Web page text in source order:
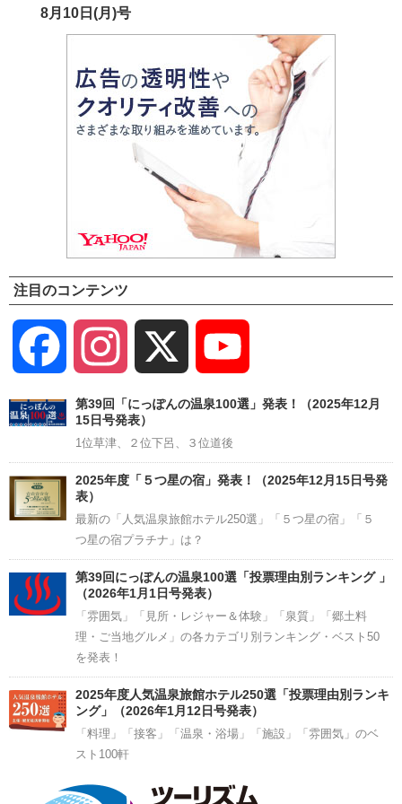
8月10日(月)号
注目のコンテンツ
Facebook Instagram
Channel
第39回「にっぽんの温泉100選」発表！（2025年12月
15日号発表）
1位草津、２位下呂、３位道後
2025年度「５つ星の宿」発表！（2025年12月15日号発
表）
最新の「人気温泉旅館ホテル250選」「５つ星の宿」「５
つ星の宿プラチナ」は？
第39回にっぽんの温泉100選「投票理由別ランキング 」
（2026年1月1日号発表）
「雰囲気」「見所・レジャー＆体験」「泉質」「郷土料
理・ご当地グルメ」の各カテゴリ別ランキング・ベスト50
を発表！
2025年度人気温泉旅館ホテル250選「投票理由別ランキ
ング」（2026年1月12日号発表）
「料理」「接客」「温泉・浴場」「施設」「雰囲気」のベ
スト100軒